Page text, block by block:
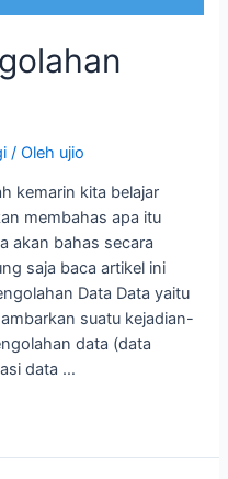
/ Oleh ujio
kemarin kita belajar
membahas apa itu
akan bahas secara
saja baca artikel ini
Data Data yaitu
suatu kejadian-
data (data
data …